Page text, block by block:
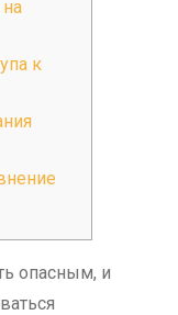
к
опасным, и